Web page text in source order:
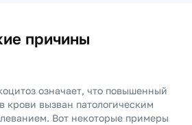
причины
означает, что повышенный
крови вызван патологическим
Вот некоторые примеры